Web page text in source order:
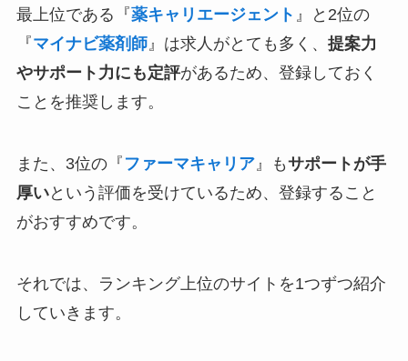
最上位である『薬キャリエージェント 』と2位の
『マイナビ薬剤師』は求人がとても多く、 提案力
やサポート力にも定評があるため、登録しておく
ことを推奨します。
また、3位の『 ファーマキャリア』もサポートが手
厚いという評価を受けているため、登録すること
がおすすめです。
それでは、ランキング上位のサイトを1つずつ紹介
していきます。